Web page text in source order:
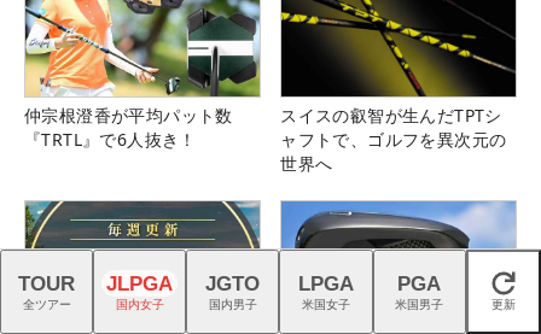
仲宗根澄香が平均パット数
『TRTL』で6人抜き！
スイスの叡智が生んだTPTシ
ャフトで、ゴルフを異次元の
世界へ
閉じる
TOUR
全ツアー
JLPGA
国内女子
JGTO
国内男子
LPGA
米国女子
PGA
米国男子 更新